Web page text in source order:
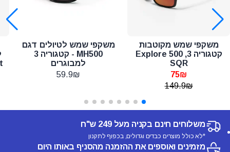
משקפי שמש מקוטבות
קטגוריה 3, Explore 500
SQR
75₪
149.9₪
משקפי שמש לטיולים דגם
MH500 - קטגוריה 3
למבוגרים
59.9₪
משלוחים חינם בקניה מעל 249 ש"ח
*לא כולל מוצרים כבדים וגדולים, בכפוף לתקנון
מזמינים ואוספים את ההזמנה מהסניף באותו היום